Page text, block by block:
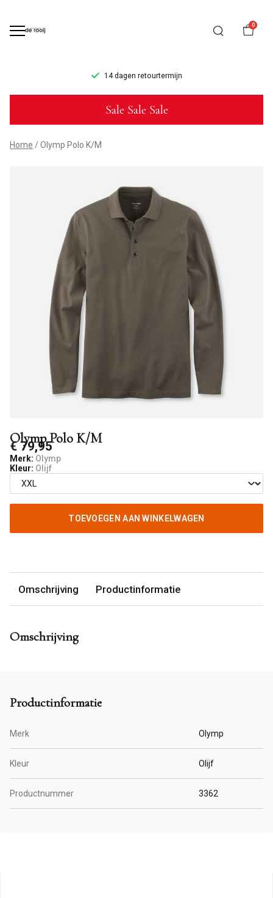
0
14 dagen retourtermijn
Olymp
Polo
L/M
Mannenmode
Sale Sale Sale
Home Olymp Polo K/M
Olymp Polo K/M
€ 79,95
Merk: Olymp
Kleur: Olijf
TOEVOEGEN AAN WINKELWAGEN
Omschrijving Productinformatie
Omschrijving
Productinformatie
Merk Olymp
Kleur Olijf
Productnummer 3362